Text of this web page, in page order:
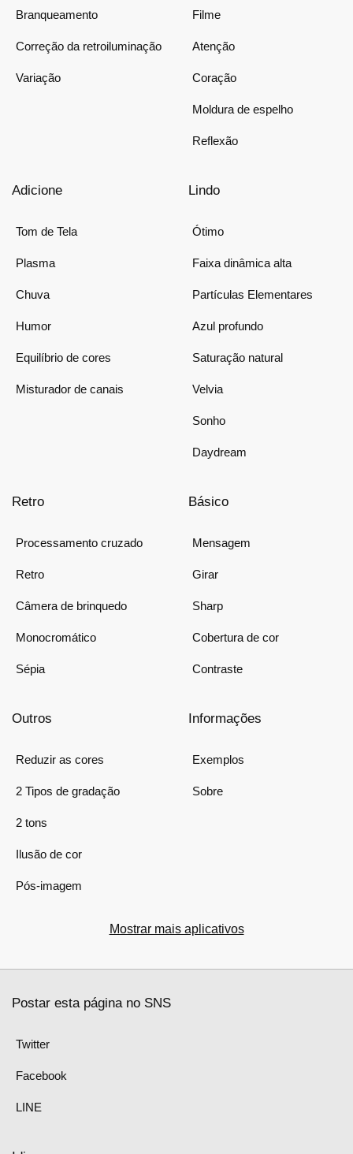
Branqueamento
Correção da retroiluminação
Variação
Filme
Atenção
Coração
Moldura de espelho
Reflexão
Adicione
Tom de Tela
Plasma
Chuva
Humor
Equilíbrio de cores
Misturador de canais
Lindo
Ótimo
Faixa dinâmica alta
Partículas Elementares
Azul profundo
Saturação natural
Velvia
Sonho
Daydream
Retro
Processamento cruzado
Retro
Câmera de brinquedo
Monocromático
Sépia
Básico
Mensagem
Girar
Sharp
Cobertura de cor
Contraste
Outros
Reduzir as cores
2 Tipos de gradação
2 tons
Ilusão de cor
Pós-imagem
Informações
Exemplos
Sobre
Mostrar mais aplicativos
Postar esta página no SNS
Twitter
Facebook
LINE